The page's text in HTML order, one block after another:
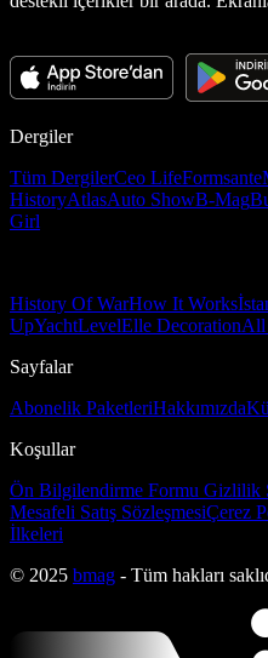
Dergiler
Tüm DergilerCeo LifeFormsante
HistoryAtlasAuto ShowB-Mag
Girl
History Of WarHow It Works
UpYachtLevelElle DecorationAll
Sayfalar
Abonelik PaketleriHakkımızda
Koşullar
Ön Bilgilendirme Formu Gizlilik
Mesafeli Satış SözleşmesiÇerez
İlkeleri
© 2025 bmag - Tüm hakları